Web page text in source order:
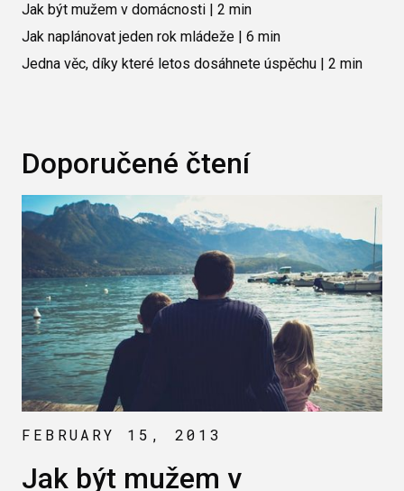
Jak být mužem v domácnosti | 2 min
Jak naplánovat jeden rok mládeže | 6 min
Jedna věc, díky které letos dosáhnete úspěchu | 2 min
Doporučené čtení
FEBRUARY 15, 2013
Jak být mužem v